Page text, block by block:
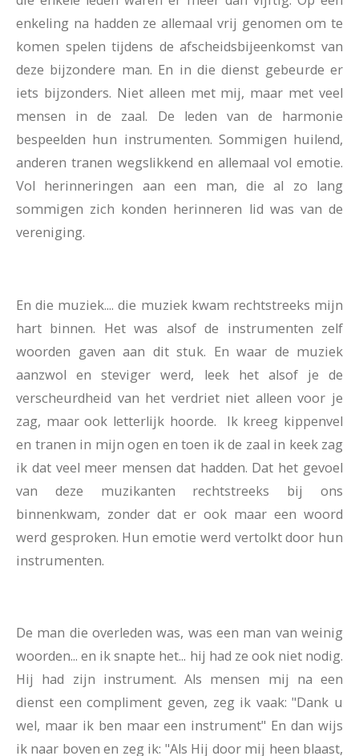
enkeling na hadden ze allemaal vrij genomen om te
komen spelen tijdens de afscheidsbijeenkomst van
deze bijzondere man. En in die dienst gebeurde er
iets bijzonders. Niet alleen met mij, maar met veel
mensen in de zaal. De leden van de harmonie
bespeelden hun instrumenten. Sommigen huilend,
anderen tranen wegslikkend en allemaal vol emotie.
Vol herinneringen aan een man, die al zo lang
sommigen zich konden herinneren lid was van de
vereniging.
En die muziek.... die muziek kwam rechtstreeks mijn
hart binnen. Het was alsof de instrumenten zelf
woorden gaven aan dit stuk. En waar de muziek
aanzwol en steviger werd, leek het alsof je de
verscheurdheid van het verdriet niet alleen voor je
zag, maar ook letterlijk hoorde. Ik kreeg kippenvel
en tranen in mijn ogen en toen ik de zaal in keek zag
ik dat veel meer mensen dat hadden. Dat het gevoel
van deze muzikanten rechtstreeks bij ons
binnenkwam, zonder dat er ook maar een woord
werd gesproken. Hun emotie werd vertolkt door hun
instrumenten.
De man die overleden was, was een man van weinig
woorden... en ik snapte het... hij had ze ook niet nodig.
Hij had zijn instrument. Als mensen mij na een
dienst een compliment geven, zeg ik vaak: "Dank u
wel, maar ik ben maar een instrument" En dan wijs
ik naar boven en zeg ik: "Als Hij door mij heen blaast,